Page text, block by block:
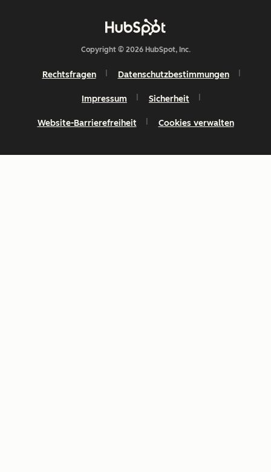
Copyright © 2026 HubSpot, Inc.
Rechtsfragen Datenschutzbestimmungen
Impressum Sicherheit
Website-Barrierefreiheit Cookies verwalten